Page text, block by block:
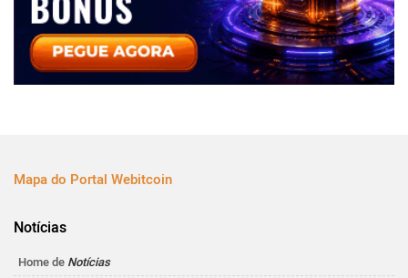
Mapa do Portal Webitcoin
Notícias
Home de Notícias